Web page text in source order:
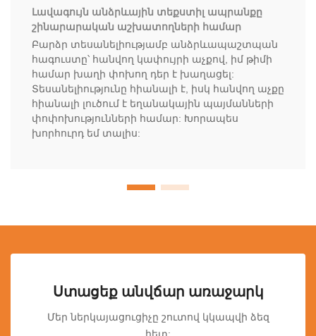
Լավագույն անձրևային տեքստիլ ապրանքը
շինարարական աշխատողների համար
Բարձր տեսանելիությամբ անձրևապաշտպան
հագուստը՝ հանվող կափույրի աչքով, իմ թիմի
համար խաղի փոխող դեր է խաղացել:
Տեսանելիությունը հիանալի է, իսկ հանվող աչքը
հիանալի լուծում է եղանակային պայմանների
փոփոխությունների համար: Խորապես
խորհուրդ եմ տալիս:
Ստացեք անվճար առաջարկ
Մեր ներկայացուցիչը շուտով կկապվի ձեզ